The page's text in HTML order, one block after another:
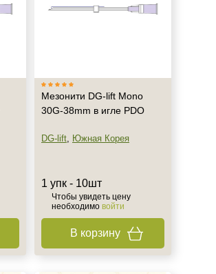
Мезонити DG-lift Mono
30G-38mm в игле PDO
DG-lift, Южная Корея
1 упк - 10шт
Чтобы увидеть цену
необходимо войти
В корзину